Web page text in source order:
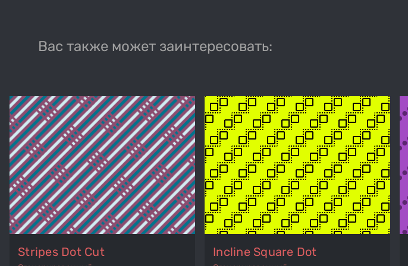
Вас также может заинтересовать:
Stripes Dot Cut Incline Square Dot